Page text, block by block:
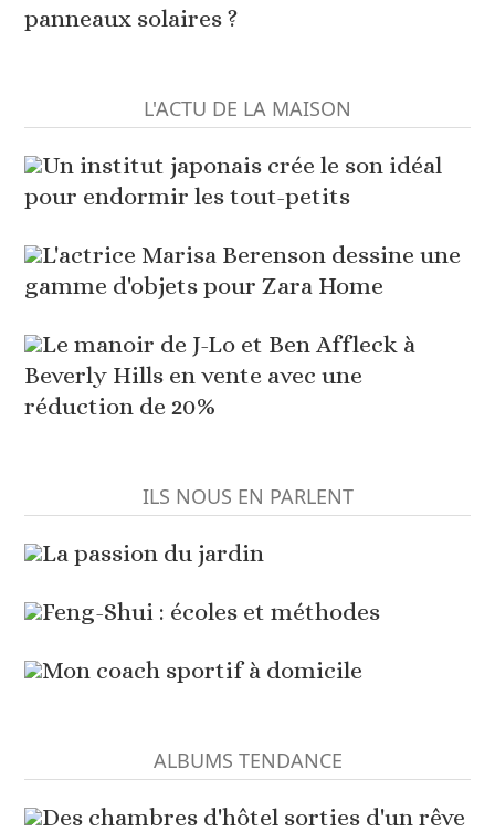
panneaux solaires ?
L'ACTU DE LA MAISON
Un institut japonais crée le son idéal
pour endormir les tout-petits
L'actrice Marisa Berenson dessine une
gamme d'objets pour Zara Home
Le manoir de J-Lo et Ben Affleck à
Beverly Hills en vente avec une
réduction de 20%
ILS NOUS EN PARLENT
La passion du jardin
Feng-Shui : écoles et méthodes
Mon coach sportif à domicile
ALBUMS TENDANCE
Des chambres d'hôtel sorties d'un rêve